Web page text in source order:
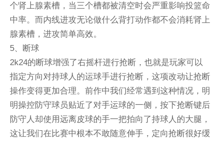
个肾上腺素槽，当三个槽都被清空时会严重影响投篮命
中率。而内线进攻无论做什么背打动作都不会消耗肾上
腺素槽，进攻简单高效。
5、断球
2k24的断球增强了右摇杆进行抢断，也就是玩家可以
指定方向对持球人的运球手进行抢断，这项改动让抢断
操作变得更加合理。前作中我们经常遇到这种情况，明
明操控防守球员贴近了对手运球的一侧，按下抢断键后
防守人却使用远离皮球的手一把拍向了持球人的大腿，
这让我们在比赛中根本不敢随意伸手，定向抢断很好缓